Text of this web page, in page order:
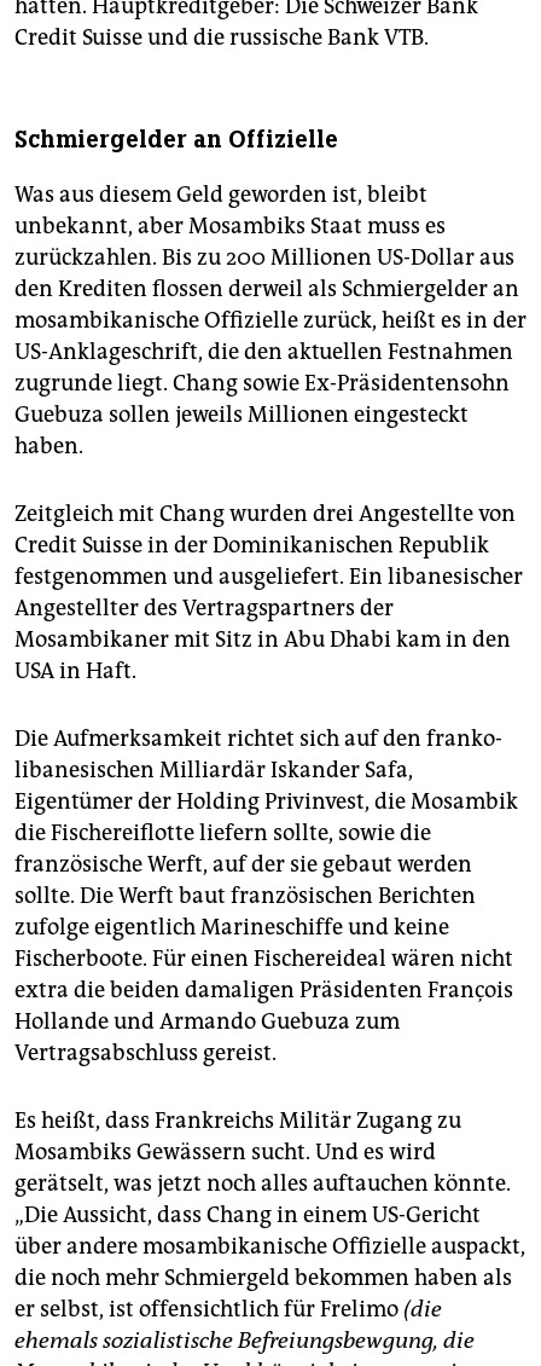
hatten. Hauptkreditgeber: Die Schweizer Bank
Credit Suisse und die russische Bank VTB.
Schmiergelder an Offizielle
Was aus diesem Geld geworden ist, bleibt
unbekannt, aber Mosambiks Staat muss es
zurückzahlen. Bis zu 200 Millionen US-Dollar aus
den Krediten flossen derweil als Schmiergelder an
mosambikanische Offizielle zurück, heißt es in der
US-Anklageschrift, die den aktuellen Festnahmen
zugrunde liegt. Chang sowie Ex-Präsidentensohn
Guebuza sollen jeweils Millionen eingesteckt
haben.
Zeitgleich mit Chang wurden drei Angestellte von
Credit Suisse in der Dominikanischen Republik
festgenommen und ausgeliefert. Ein libanesischer
Angestellter des Vertragspartners der
Mosambikaner mit Sitz in Abu Dhabi kam in den
USA in Haft.
Die Aufmerksamkeit richtet sich auf den franko-
libanesischen Milliardär Iskander Safa,
Eigentümer der Holding Privinvest, die Mosambik
die Fischereiflotte liefern sollte, sowie die
französische Werft, auf der sie gebaut werden
sollte. Die Werft baut französischen Berichten
zufolge eigentlich Marineschiffe und keine
Fischerboote. Für einen Fischereideal wären nicht
extra die beiden damaligen Präsidenten François
Hollande und Armando Guebuza zum
Vertragsabschluss gereist.
Es heißt, dass Frankreichs Militär Zugang zu
Mosambiks Gewässern sucht. Und es wird
gerätselt, was jetzt noch alles auftauchen könnte.
„Die Aussicht, dass Chang in einem US-Gericht
über andere mosambikanische Offizielle auspackt,
die noch mehr Schmiergeld bekommen haben als
er selbst, ist offensichtlich für Frelimo (die
ehemals sozialistische Befreiungsbewgung, die